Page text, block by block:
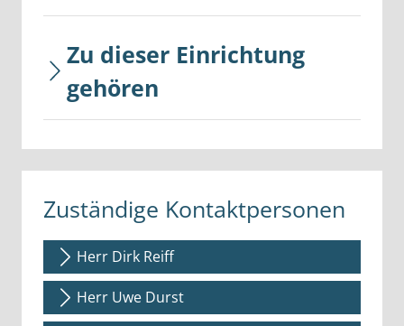
Zu dieser Einrichtung
gehören
Zuständige Kontaktpersonen
Herr Dirk Reiff
Herr Uwe Durst